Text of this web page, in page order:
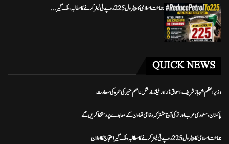
جماعت اسلامی کا پیٹرول 225 روپے فی لیٹر کرنے کا مطالبہ، ملک گیر...
QUICK NEWS
وزیراعظم شہباز شریف، اسحاق ڈار اور فیلڈ مارشل عاصم منیر کی عمرہ کی سعادت
پاکستان، سعودی عرب اور ترکی آج مشترکہ دفاعی تعاون کے معاہدے پر دستخط کریں گے
جماعت اسلامی کا پیٹرول 225 روپے فی لیٹر کرنے کا مطالبہ، ملک گیر احتجاج کا اعلان